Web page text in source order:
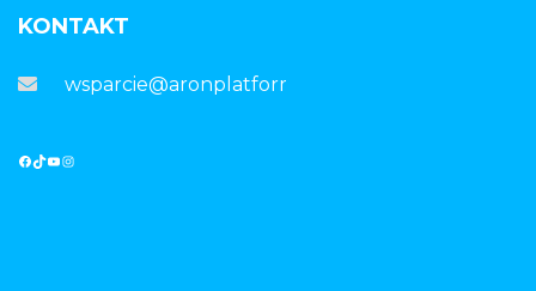
KONTAKT
wsparcie@aronplatforma.pl